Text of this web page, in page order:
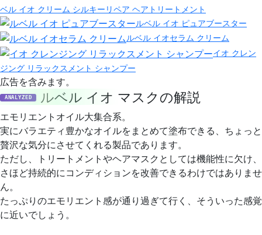
ベル イオ クリーム シルキーリペア ヘアトリートメント
ルベル イオ ピュアブースター
ルベル イオセラム クリーム
イオ クレン
ジング リラックスメント シャンプー
広告を含みます。
ANALYZED ルベル イオ マスクの解説
エモリエントオイル大集合系。
実にバラエティ豊かなオイルをまとめて塗布できる、ちょっと
贅沢な気分にさせてくれる製品であります。
ただし、トリートメントやヘアマスクとしては機能性に欠け、
さほど持続的にコンディションを改善できるわけではありませ
ん。
たっぷりのエモリエント感が通り過ぎて行く、そういった感覚
に近いでしょう。